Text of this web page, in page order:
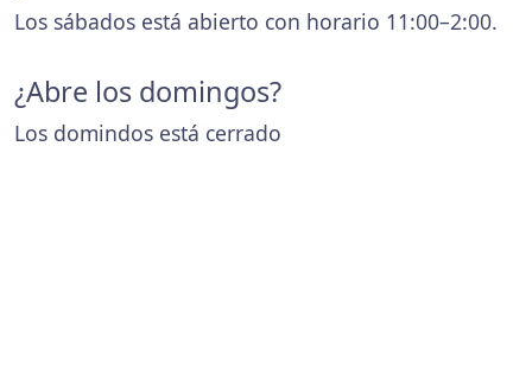
Los sábados está abierto con horario 11:00–2:00.
¿Abre los domingos?
Los domindos está cerrado